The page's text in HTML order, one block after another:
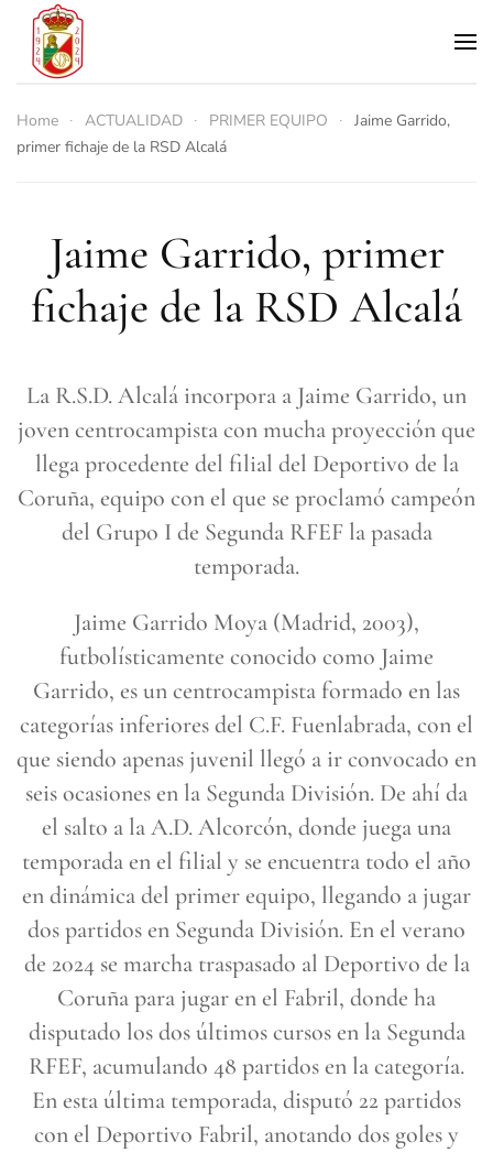
Skip to main content
Home ACTUALIDAD PRIMER EQUIPO
Jaime Garrido,
primer fichaje de la RSD Alcalá
Jaime Garrido, primer
fichaje de la RSD Alcalá
La R.S.D. Alcalá incorpora a Jaime Garrido, un
joven centrocampista con mucha proyección que
llega procedente del filial del Deportivo de la
Coruña, equipo con el que se proclamó campeón
del Grupo I de Segunda RFEF la pasada
temporada.
Jaime Garrido Moya (Madrid, 2003),
futbolísticamente conocido como Jaime
Garrido, es un centrocampista formado en las
categorías inferiores del C.F. Fuenlabrada, con el
que siendo apenas juvenil llegó a ir convocado en
seis ocasiones en la Segunda División. De ahí da
el salto a la A.D. Alcorcón, donde juega una
temporada en el filial y se encuentra todo el año
en dinámica del primer equipo, llegando a jugar
dos partidos en Segunda División. En el verano
de 2024 se marcha traspasado al Deportivo de la
Coruña para jugar en el Fabril, donde ha
disputado los dos últimos cursos en la Segunda
RFEF, acumulando 48 partidos en la categoría.
En esta última temporada, disputó 22 partidos
con el Deportivo Fabril, anotando dos goles y